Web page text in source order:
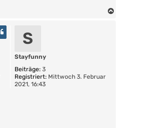
S
Stayfunny
Beiträge: 3
Registriert: Mittwoch 3. Februar
2021, 16:43